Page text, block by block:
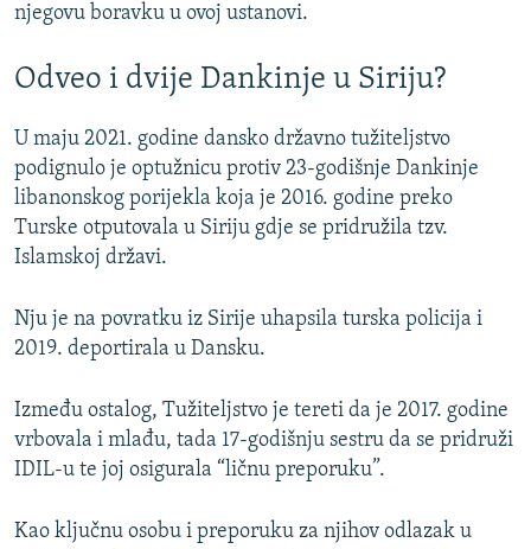
njegovu boravku u ovoj ustanovi.
Odveo i dvije Dankinje u Siriju?
U maju 2021. godine dansko državno tužiteljstvo
podignulo je optužnicu protiv 23-godišnje Dankinje
libanonskog porijekla koja je 2016. godine preko
Turske otputovala u Siriju gdje se pridružila tzv.
Islamskoj državi.
Nju je na povratku iz Sirije uhapsila turska policija i
2019. deportirala u Dansku.
Između ostalog, Tužiteljstvo je tereti da je 2017. godine
vrbovala i mlađu, tada 17-godišnju sestru da se pridruži
IDIL-u te joj osigurala “ličnu preporuku”.
Kao ključnu osobu i preporuku za njihov odlazak u